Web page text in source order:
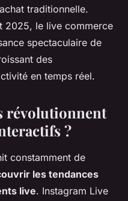
traditionnelle.
2025, le live commerce
spectaculaire de
des
en temps réel.
révolutionnent
?
constamment de
les tendances
live. Instagram Live